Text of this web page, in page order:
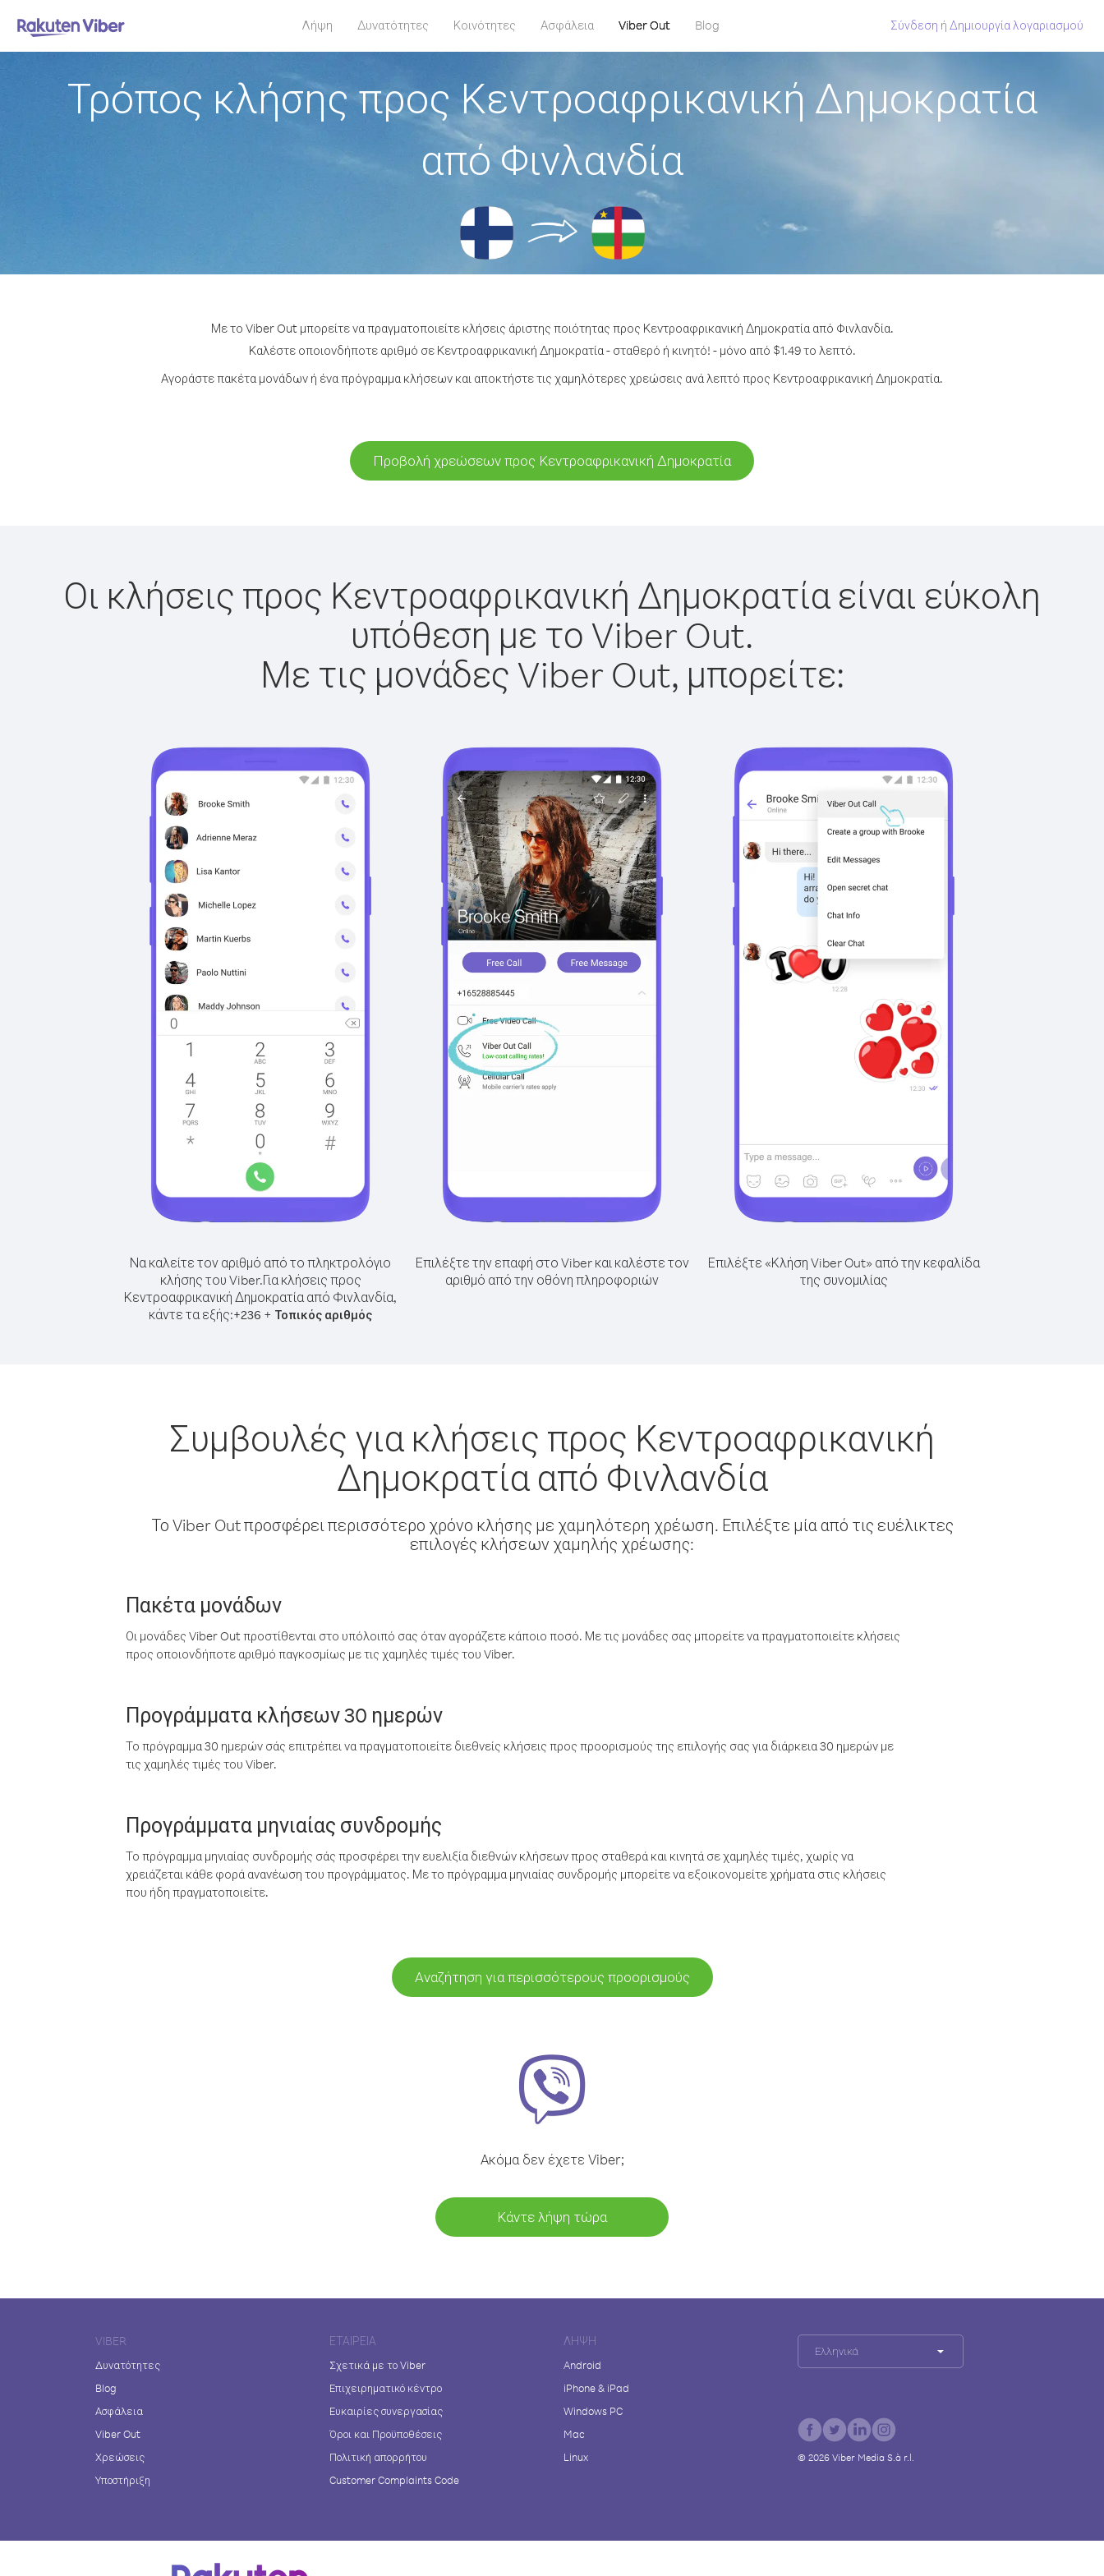
Λήψη Δυνατότητες Κοινότητες Ασφάλεια Viber Out Blog Σύνδεση ή Δημιουργία λογαριασμού
Τρόπος κλήσης προς Κεντροαφρικανική Δημοκρατία
από Φινλανδία
Με το Viber Out μπορείτε να πραγματοποιείτε κλήσεις άριστης ποιότητας προς Κεντροαφρικανική Δημοκρατία από Φινλανδία.
Καλέστε οποιονδήποτε αριθμό σε Κεντροαφρικανική Δημοκρατία - σταθερό ή κινητό! - μόνο από $1.49 το λεπτό.
Αγοράστε πακέτα μονάδων ή ένα πρόγραμμα κλήσεων και αποκτήστε τις χαμηλότερες χρεώσεις ανά λεπτό προς Κεντροαφρικανική Δημοκρατία.
Προβολή χρεώσεων προς Κεντροαφρικανική Δημοκρατία
Οι κλήσεις προς Κεντροαφρικανική Δημοκρατία είναι εύκολη
υπόθεση με το Viber Out.
Με τις μονάδες Viber Out, μπορείτε:
Να καλείτε τον αριθμό από το πληκτρολόγιο
κλήσης του Viber.Για κλήσεις προς
Κεντροαφρικανική Δημοκρατία από Φινλανδία,
κάντε τα εξής:+236 + Τοπικός αριθμός
Επιλέξτε την επαφή στο Viber και καλέστε τον
αριθμό από την οθόνη πληροφοριών
Επιλέξτε «Κλήση Viber Out» από την κεφαλίδα
της συνομιλίας
Συμβουλές για κλήσεις προς Κεντροαφρικανική
Δημοκρατία από Φινλανδία
Το Viber Out προσφέρει περισσότερο χρόνο κλήσης με χαμηλότερη χρέωση. Επιλέξτε μία από τις ευέλικτες
επιλογές κλήσεων χαμηλής χρέωσης:
Πακέτα μονάδων
Οι μονάδες Viber Out προστίθενται στο υπόλοιπό σας όταν αγοράζετε κάποιο ποσό. Με τις μονάδες σας μπορείτε να πραγματοποιείτε κλήσεις
προς οποιονδήποτε αριθμό παγκοσμίως με τις χαμηλές τιμές του Viber.
Προγράμματα κλήσεων 30 ημερών
Το πρόγραμμα 30 ημερών σάς επιτρέπει να πραγματοποιείτε διεθνείς κλήσεις προς προορισμούς της επιλογής σας για διάρκεια 30 ημερών με
τις χαμηλές τιμές του Viber.
Προγράμματα μηνιαίας συνδρομής
Το πρόγραμμα μηνιαίας συνδρομής σάς προσφέρει την ευελιξία διεθνών κλήσεων προς σταθερά και κινητά σε χαμηλές τιμές, χωρίς να
χρειάζεται κάθε φορά ανανέωση του προγράμματος. Με το πρόγραμμα μηνιαίας συνδρομής μπορείτε να εξοικονομείτε χρήματα στις κλήσεις
που ήδη πραγματοποιείτε.
Αναζήτηση για περισσότερους προορισμούς
Ακόμα δεν έχετε Viber;
Κάντε λήψη τώρα
VIBER
Δυνατότητες
Blog
Ασφάλεια
Viber Out
Χρεώσεις
Υποστήριξη
ΕΤΑΙΡΕΊΑ
Σχετικά με το Viber
Επιχειρηματικό κέντρο
Ευκαιρίες συνεργασίας
Όροι και Προϋποθέσεις
Πολιτική απορρήτου
Customer Complaints Code
ΛΉΨΗ
Android
iPhone & iPad
Windows PC
Mac
Linux
Ελληνικά
© 2026 Viber Media S.à r.l.